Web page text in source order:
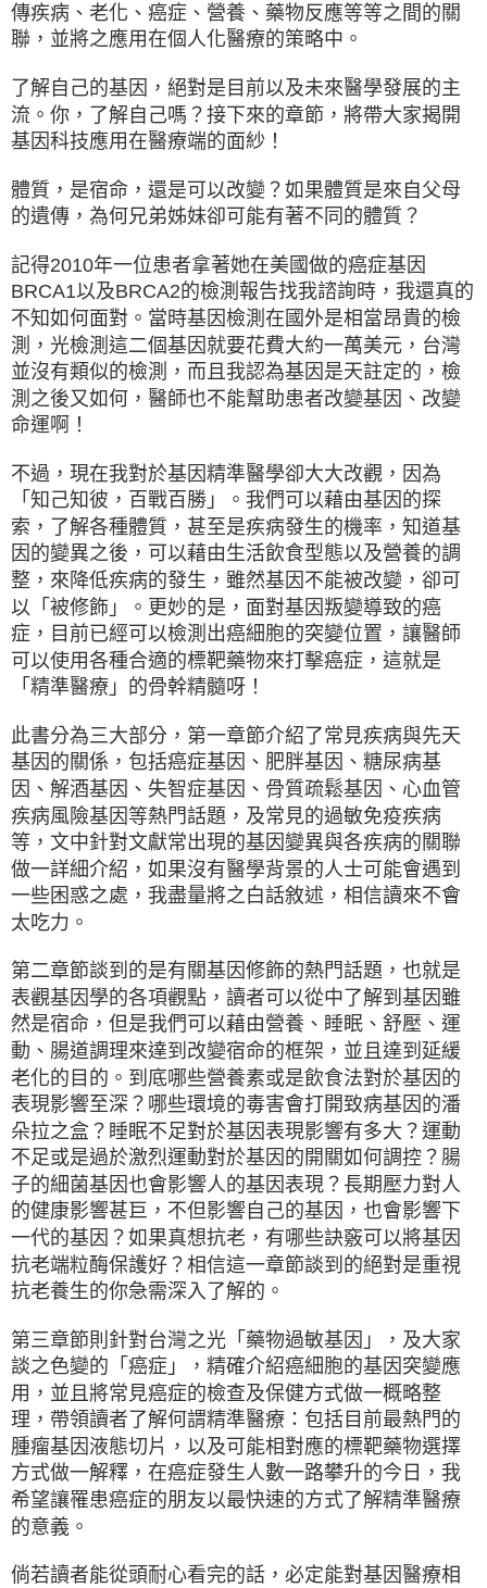
傳疾病、老化、癌症、營養、藥物反應等等之間的關
聯，並將之應用在個人化醫療的策略中。
了解自己的基因，絕對是目前以及未來醫學發展的主
流。你，了解自己嗎？接下來的章節，將帶大家揭開
基因科技應用在醫療端的面紗！
體質，是宿命，還是可以改變？如果體質是來自父母
的遺傳，為何兄弟姊妹卻可能有著不同的體質？
記得2010年一位患者拿著她在美國做的癌症基因
BRCA1以及BRCA2的檢測報告找我諮詢時，我還真的
不知如何面對。當時基因檢測在國外是相當昂貴的檢
測，光檢測這二個基因就要花費大約一萬美元，台灣
並沒有類似的檢測，而且我認為基因是天註定的，檢
測之後又如何，醫師也不能幫助患者改變基因、改變
命運啊！
不過，現在我對於基因精準醫學卻大大改觀，因為
「知己知彼，百戰百勝」。我們可以藉由基因的探
索，了解各種體質，甚至是疾病發生的機率，知道基
因的變異之後，可以藉由生活飲食型態以及營養的調
整，來降低疾病的發生，雖然基因不能被改變，卻可
以「被修飾」。更妙的是，面對基因叛變導致的癌
症，目前已經可以檢測出癌細胞的突變位置，讓醫師
可以使用各種合適的標靶藥物來打擊癌症，這就是
「精準醫療」的骨幹精髓呀！
此書分為三大部分，第一章節介紹了常見疾病與先天
基因的關係，包括癌症基因、肥胖基因、糖尿病基
因、解酒基因、失智症基因、骨質疏鬆基因、心血管
疾病風險基因等熱門話題，及常見的過敏免疫疾病
等，文中針對文獻常出現的基因變異與各疾病的關聯
做一詳細介紹，如果沒有醫學背景的人士可能會遇到
一些困惑之處，我盡量將之白話敘述，相信讀來不會
太吃力。
第二章節談到的是有關基因修飾的熱門話題，也就是
表觀基因學的各項觀點，讀者可以從中了解到基因雖
然是宿命，但是我們可以藉由營養、睡眠、舒壓、運
動、腸道調理來達到改變宿命的框架，並且達到延緩
老化的目的。到底哪些營養素或是飲食法對於基因的
表現影響至深？哪些環境的毒害會打開致病基因的潘
朵拉之盒？睡眠不足對於基因表現影響有多大？運動
不足或是過於激烈運動對於基因的開關如何調控？腸
子的細菌基因也會影響人的基因表現？長期壓力對人
的健康影響甚巨，不但影響自己的基因，也會影響下
一代的基因？如果真想抗老，有哪些訣竅可以將基因
抗老端粒酶保護好？相信這一章節談到的絕對是重視
抗老養生的你急需深入了解的。
第三章節則針對台灣之光「藥物過敏基因」，及大家
談之色變的「癌症」，精確介紹癌細胞的基因突變應
用，並且將常見癌症的檢查及保健方式做一概略整
理，帶領讀者了解何謂精準醫療：包括目前最熱門的
腫瘤基因液態切片，以及可能相對應的標靶藥物選擇
方式做一解釋，在癌症發生人數一路攀升的今日，我
希望讓罹患癌症的朋友以最快速的方式了解精準醫療
的意義。
倘若讀者能從頭耐心看完的話，必定能對基因醫療相